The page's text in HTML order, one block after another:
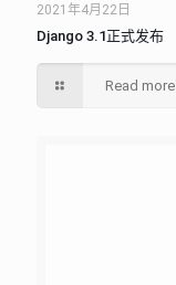
2021年4月22日
Django 3.1正式发布
Read more